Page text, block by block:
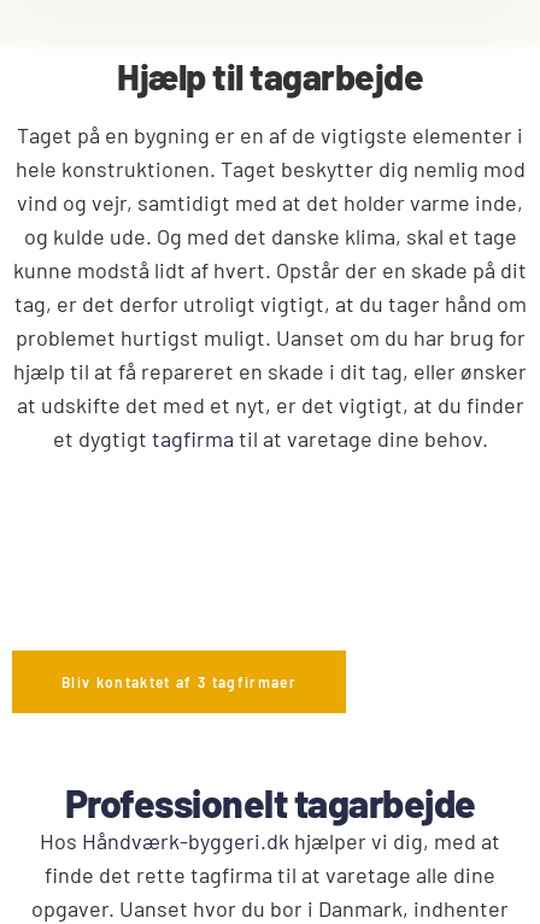
Hjælp til tagarbejde
Taget på en bygning er en af de vigtigste elementer i
hele konstruktionen. Taget beskytter dig nemlig mod
vind og vejr, samtidigt med at det holder varme inde,
og kulde ude. Og med det danske klima, skal et tage
kunne modstå lidt af hvert. Opstår der en skade på dit
tag, er det derfor utroligt vigtigt, at du tager hånd om
problemet hurtigst muligt. Uanset om du har brug for
hjælp til at få repareret en skade i dit tag, eller ønsker
at udskifte det med et nyt, er det vigtigt, at du finder
et dygtigt tagfirma til at varetage dine behov.
Bliv kontaktet af 3 tagfirmaer
Professionelt tagarbejde
Hos Håndværk-byggeri.dk hjælper vi dig, med at
finde det rette tagfirma til at varetage alle dine
opgaver. Uanset hvor du bor i Danmark, indhenter